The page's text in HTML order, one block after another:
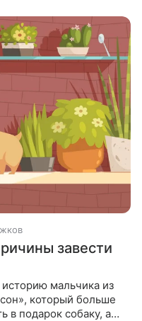
завести
мальчика из
который больше
в подарок собаку, а